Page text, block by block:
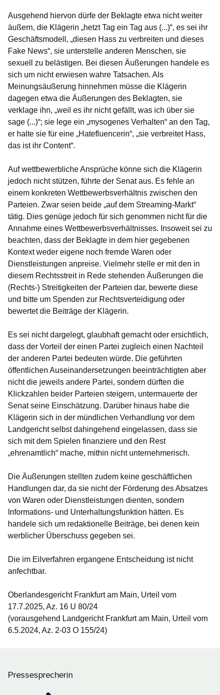
Ausgehend hiervon dürfe der Beklagte etwa nicht weiter
äußern, die Klägerin „hetzt Tag ein Tag aus (...)“, es sei ihr
Geschäftsmodell, „diesen Hass zu verbreiten und dieses
Fake News“, sie unterstelle anderen Menschen, sie
sexuell zu belästigen. Bei diesen Äußerungen handele es
sich um nicht erwiesen wahre Tatsachen. Als
Meinungsäußerung hinnehmen müsse die Klägerin
dagegen etwa die Äußerungen des Beklagten, sie
verklage ihn, „weil es ihr nicht gefällt, was ich über sie
sage (...)“; sie lege ein „mysogenes Verhalten“ an den Tag,
er halte sie für eine „Hatefluencerin“, „sie verbreitet Hass,
das ist ihr Content“.
Auf wettbewerbliche Ansprüche könne sich die Klägerin
jedoch nicht stützen, führte der Senat aus. Es fehle an
einem konkreten Wettbewerbsverhältnis zwischen den
Parteien. Zwar seien beide „auf dem Streaming-Markt“
tätig. Dies genüge jedoch für sich genommen nicht für die
Annahme eines Wettbewerbsverhältnisses. Insoweit sei zu
beachten, dass der Beklagte in dem hier gegebenen
Kontext weder eigene noch fremde Waren oder
Dienstleistungen anpreise. Vielmehr stelle er mit den in
diesem Rechtsstreit in Rede stehenden Äußerungen die
(Rechts-) Streitigkeiten der Parteien dar, bewerte diese
und bitte um Spenden zur Rechtsverteidigung oder
bewertet die Beiträge der Klägerin.
Es sei nicht dargelegt, glaubhaft gemacht oder ersichtlich,
dass der Vorteil der einen Partei zugleich einen Nachteil
der anderen Partei bedeuten würde. Die geführten
öffentlichen Auseinandersetzungen beeinträchtigten aber
nicht die jeweils andere Partei, sondern dürften die
Klickzahlen beider Parteien steigern, untermauerte der
Senat seine Einschätzung. Darüber hinaus habe die
Klägerin sich in der mündlichen Verhandlung vor dem
Landgericht selbst dahingehend eingelassen, dass sie
sich mit dem Spielen finanziere und den Rest
„ehrenamtlich“ mache, mithin nicht unternehmerisch.
Die Äußerungen stellten zudem keine geschäftlichen
Handlungen dar, da sie nicht der Förderung des Absatzes
von Waren oder Dienstleistungen dienten, sondern
Informations- und Unterhaltungsfunktion hätten. Es
handele sich um redaktionelle Beiträge, bei denen kein
werblicher Überschuss gegeben sei.
Die im Eilverfahren ergangene Entscheidung ist nicht
anfechtbar.
Oberlandesgericht Frankfurt am Main, Urteil vom
17.7.2025, Az. 16 U 80/24
(vorausgehend Landgericht Frankfurt am Main, Urteil vom
6.5.2024, Az. 2-03 O 155/24)
Pressesprecherin